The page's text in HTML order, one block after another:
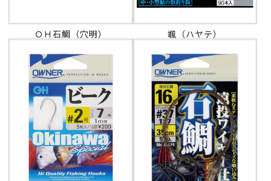
ＯＨ石鯛（穴明） 颯（ハヤテ）